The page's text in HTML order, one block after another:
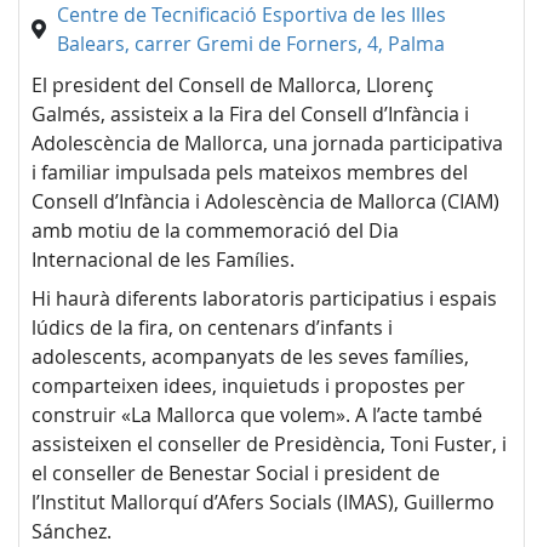
Centre de Tecnificació Esportiva de les Illes
Balears, carrer Gremi de Forners, 4, Palma
El president del Consell de Mallorca, Llorenç
Galmés, assisteix a la Fira del Consell d’Infància i
Adolescència de Mallorca, una jornada participativa
i familiar impulsada pels mateixos membres del
Consell d’Infància i Adolescència de Mallorca (CIAM)
amb motiu de la commemoració del Dia
Internacional de les Famílies.
Hi haurà diferents laboratoris participatius i espais
lúdics de la fira, on centenars d’infants i
adolescents, acompanyats de les seves famílies,
comparteixen idees, inquietuds i propostes per
construir «La Mallorca que volem». A l’acte també
assisteixen el conseller de Presidència, Toni Fuster, i
el conseller de Benestar Social i president de
l’Institut Mallorquí d’Afers Socials (IMAS), Guillermo
Sánchez.